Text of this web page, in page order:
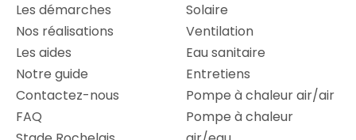
Les démarches
Nos réalisations
Les aides
Notre guide
Contactez-nous
FAQ
Solaire
Ventilation
Eau sanitaire
Entretiens
Pompe à chaleur air/air
Pompe à chaleur